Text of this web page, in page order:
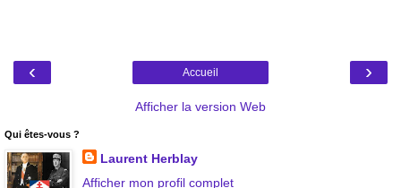
‹ ›
Accueil
Afficher la version Web
Qui êtes-vous ?
Laurent Herblay
Afficher mon profil complet